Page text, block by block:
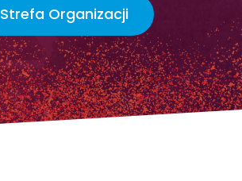
Strefa Organizacji